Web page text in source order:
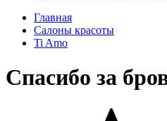
Главная
Салоны красоты
Ti Amo
Спасибо за